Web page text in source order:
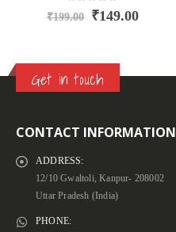
out of 5
₹199.00 ₹149.00
Get in touch
CONTACT INFORMATION
ADDRESS:
12/10 Gwaltoli, Kanpur- 208002
Uttar Pradesh (India)
PHONE: